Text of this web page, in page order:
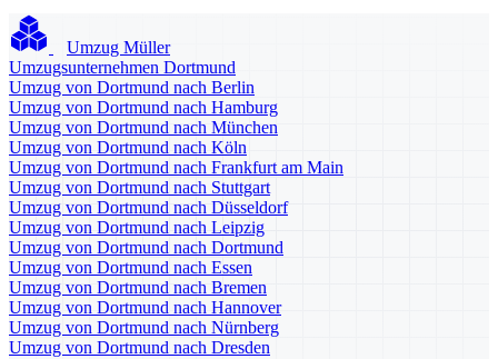
Umzug Müller
Umzugsunternehmen Dortmund
Umzug von Dortmund nach Berlin
Umzug von Dortmund nach Hamburg
Umzug von Dortmund nach München
Umzug von Dortmund nach Köln
Umzug von Dortmund nach Frankfurt am Main
Umzug von Dortmund nach Stuttgart
Umzug von Dortmund nach Düsseldorf
Umzug von Dortmund nach Leipzig
Umzug von Dortmund nach Dortmund
Umzug von Dortmund nach Essen
Umzug von Dortmund nach Bremen
Umzug von Dortmund nach Hannover
Umzug von Dortmund nach Nürnberg
Umzug von Dortmund nach Dresden